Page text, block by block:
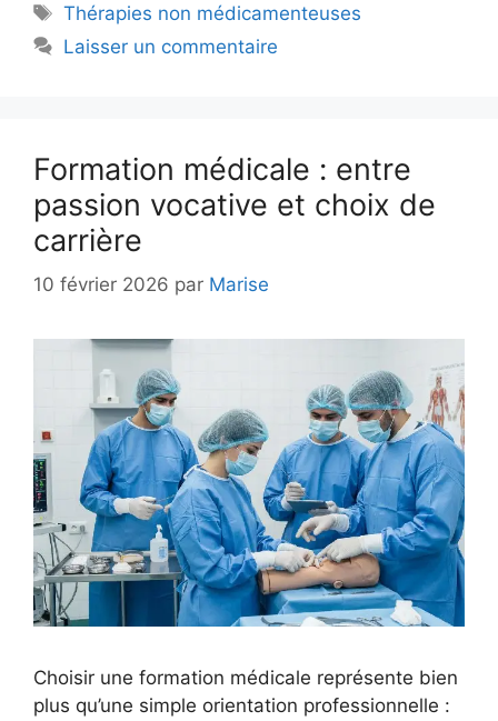
Étiquettes
Thérapies non médicamenteuses
Laisser un commentaire
Formation médicale : entre
passion vocative et choix de
carrière
10 février 2026 par Marise
Choisir une formation médicale représente bien
plus qu’une simple orientation professionnelle :